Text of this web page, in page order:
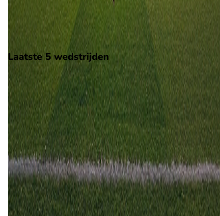
Gomel. De wedstrijd wordt afgetrapt om 15:00 en wordt
gespeeld in de Belarus 1.
Stadion: OSK Brestskiy, Brest
Scheidsrechter: Onbekend
Laatste 5 wedstrijden
H2H
Dynamo Brest
Gomel
30 mei 2026
Gomel
Dynamo Brest
1
7 nov2025
Gomel
Dynamo Brest
3
21 jun2025